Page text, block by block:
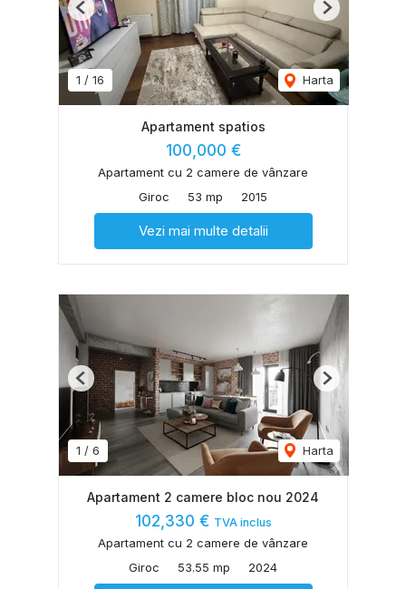
1 / 16 Harta
Previous Next
Apartament spatios
100,000 €
Apartament cu 2 camere de vânzare
Giroc
53 mp 2015
Vezi mai multe detalii
1 / 6 Harta
Previous Next
Apartament 2 camere bloc nou 2024
102,330 € TVA inclus
Apartament cu 2 camere de vânzare
Giroc
53.55 mp 2024